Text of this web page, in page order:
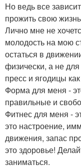
Но ведь все
прожить свою
Лично мне не
молодость на мою
остаться в
физически, а не для
пресс и ягодицы
Форма для меня -
правильные и
Фитнес для меня -
это настроение,
движения, запас
это здоровье!
заниматься.